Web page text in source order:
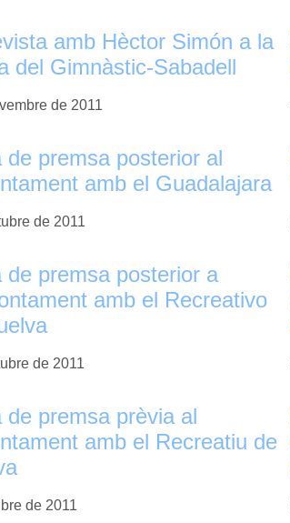
amb Hèctor Simón a la
del Gimnàstic-Sabadell
de 2011
de premsa posterior al
amb el Guadalajara
de 2011
de premsa posterior a
amb el Recreativo
de 2011
de premsa prèvia al
amb el Recreatiu de
de 2011